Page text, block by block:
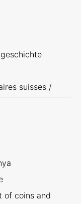
suisses /
of coins and